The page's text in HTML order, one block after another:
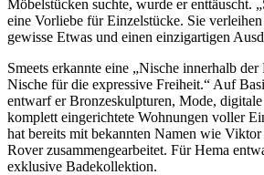
Möbelstücken suchte, wurde er enttäuscht.
eine Vorliebe für Einzelstücke. Sie
gewisse Etwas und einen einzigartigen
Smeets erkannte eine „Nische innerhalb
Nische für die expressive Freiheit.“ Auf
entwarf er Bronzeskulpturen, Mode,
komplett eingerichtete Wohnungen voller
hat bereits mit bekannten Namen wie
Rover zusammengearbeitet. Für Hema
exklusive Badekollektion.